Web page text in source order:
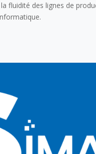
la fluidité des lignes de